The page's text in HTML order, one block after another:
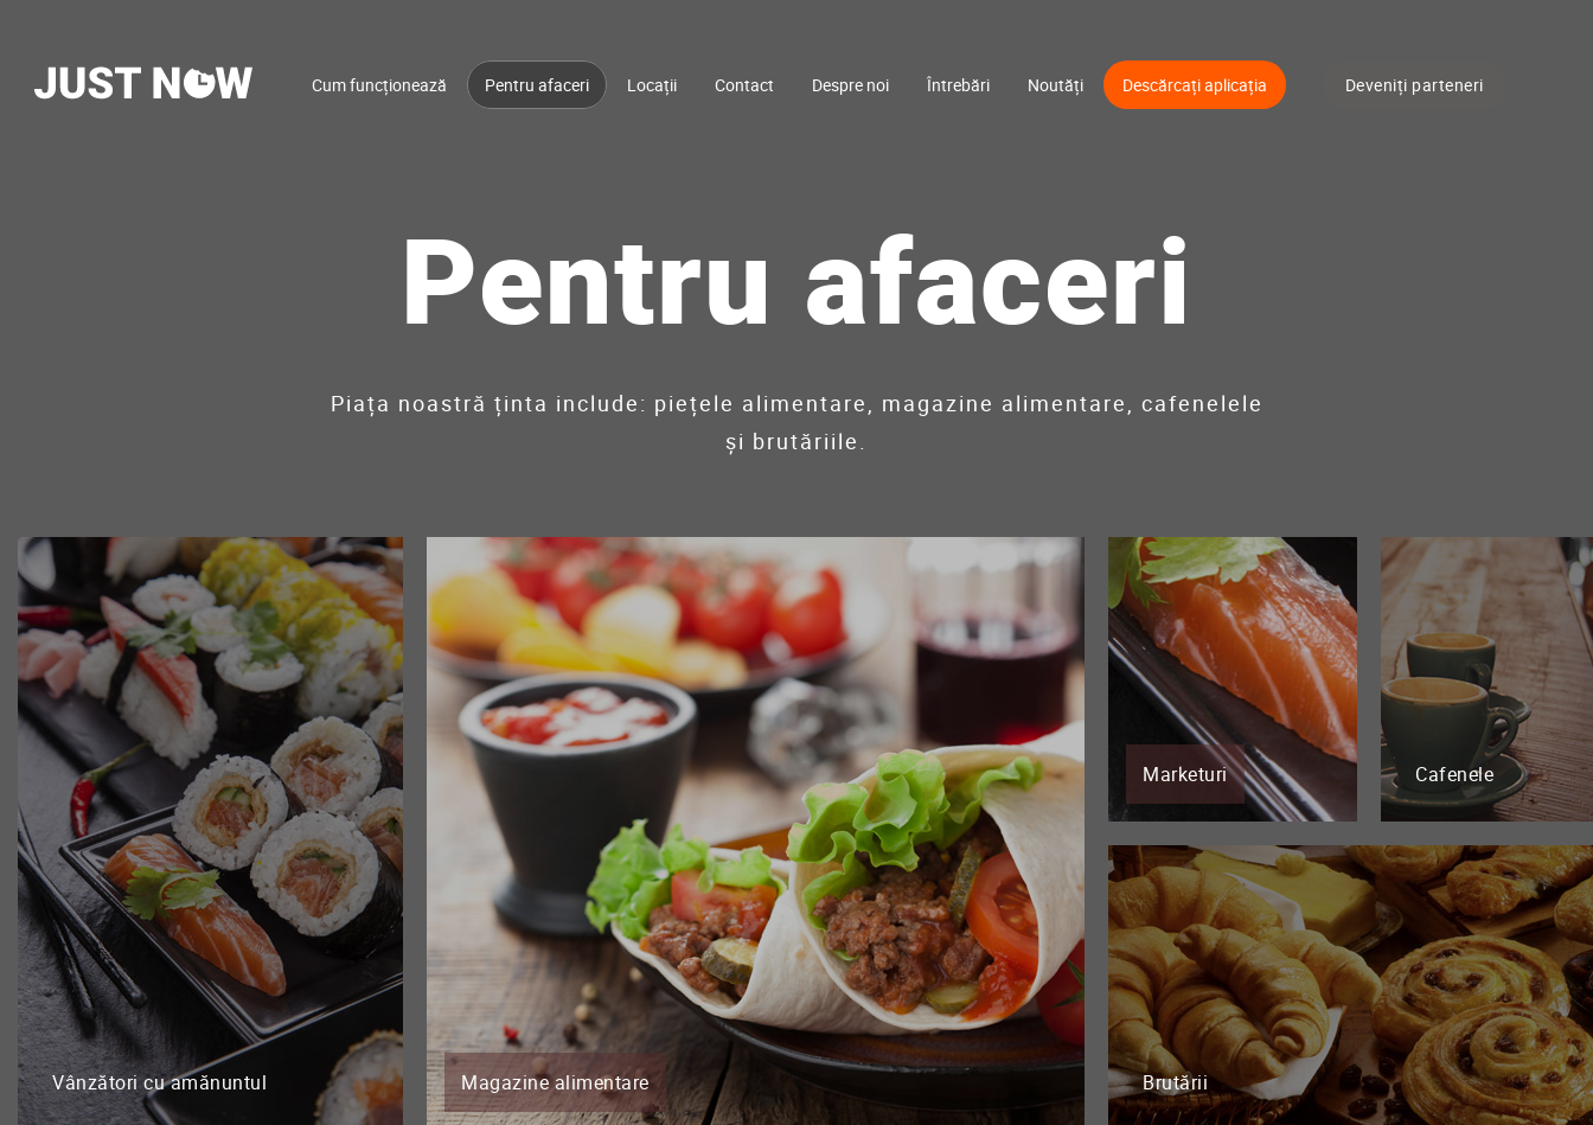
Deveniți parteneri
Cum funcționează Pentru afaceri Locații Contact Despre noi Întrebări Noutăți Descărcați aplicația
Pentru afaceri
Piața noastră ținta include: piețele alimentare, magazine alimentare, cafenelele
și brutăriile.
Vânzători cu amănuntul Magazine alimentare
Marketuri Cafenele
Brutării